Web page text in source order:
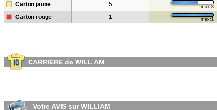
Carton jaune 5 max:8
Carton rouge 1 max:1
CARRIERE de WILLIAM
Votre AVIS sur WILLIAM